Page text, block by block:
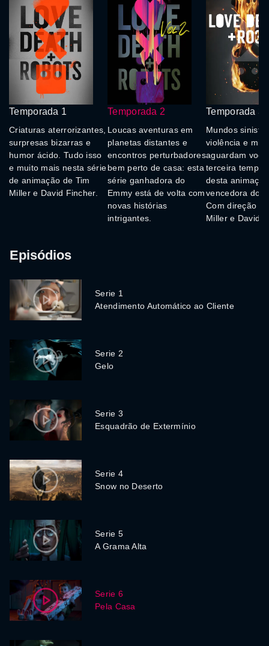
Temporada 1
Criaturas aterrorizantes,
surpresas bizarras e
humor ácido. Tudo isso
e muito mais nesta série
de animação de Tim
Miller e David Fincher.
Temporada 2
Loucas aventuras em
planetas distantes e
encontros perturbadores
bem perto de casa: esta
série ganhadora do
Emmy está de volta com
novas histórias
intrigantes.
Temporada 3
Mundos
violência e
aguardam
terceira
desta animação
vencedora do
Com direção
Miller e David
Episódios
Serie 1
Atendimento Automático ao Cliente
Serie 2
Gelo
Serie 3
Esquadrão de Extermínio
Serie 4
Snow no Deserto
Serie 5
A Grama Alta
Serie 6
Pela Casa